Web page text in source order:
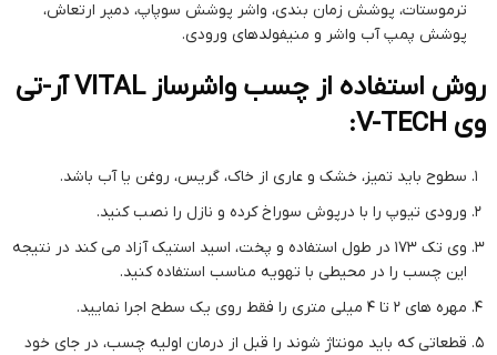
ترموستات، پوشش زمان بندی، واشر پوشش سوپاپ، دمپر ارتعاش،
پوشش پمپ آب واشر و منیفولدهای ورودی.
روش استفاده از چسب واشرساز VITAL آر-تی
وی V-TECH:
سطوح باید تمیز، خشک و عاری از خاک، گریس، روغن یا آب باشد.
ورودی تیوپ را با درپوش سوراخ کرده و نازل را نصب کنید.
وی تک 173 در طول استفاده و پخت، اسید استیک آزاد می کند در نتیجه
این چسب را در محیطی با تهویه مناسب استفاده کنید.
مهره های 2 تا 4 میلی متری را فقط روی یک سطح اجرا نمایید.
قطعاتی که باید مونتاژ شوند را قبل از درمان اولیه چسب، در جای خود